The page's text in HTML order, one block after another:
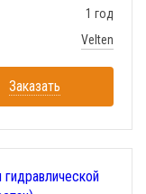
1 год
Velten
Заказать